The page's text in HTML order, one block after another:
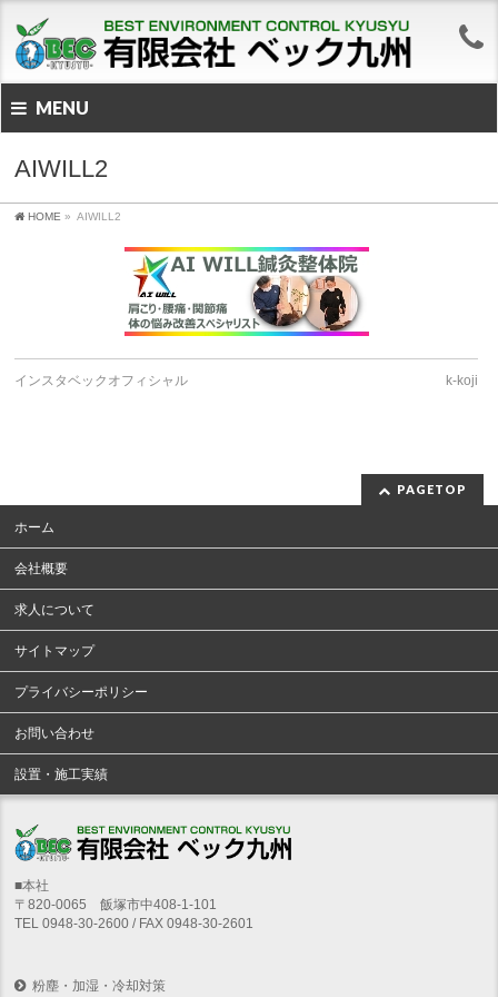
MENU
AIWILL2
HOME » AIWILL2
インスタベックオフィシャル k-koji
PAGETOP
ホーム
会社概要
求人について
サイトマップ
プライバシーポリシー
お問い合わせ
設置・施工実績
■本社
〒820-0065 飯塚市中408-1-101
TEL 0948-30-2600 / FAX 0948-30-2601
粉塵・加湿・冷却対策